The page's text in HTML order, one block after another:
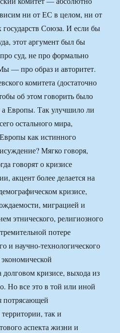
ни от ЕС в целом, ни от
государств Союза. И если бы
этот аргумент был бы
суд, не про формально
— про образ и авторитет.
комитета (достаточно
об этом говорить было
Европы. Так улучшило ли
остального мира,
как истинного
Мягко говоря,
говорят о кризисе
акцент более делается на
кризисе,
миграцией и
этнического, религиозного
потере
и научно-технологического
кризисе, выхода из
Но все это в той или иной
потрясающей
так и
аспекта жизни и